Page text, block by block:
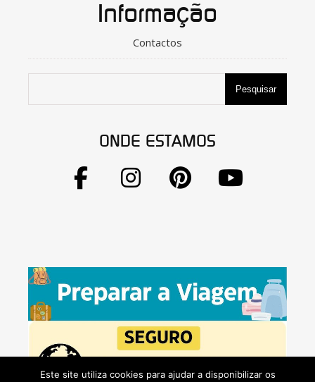
Informação
Contactos
Pesquisar
ONDE ESTAMOS
Este site utiliza cookies para ajudar a disponibilizar os